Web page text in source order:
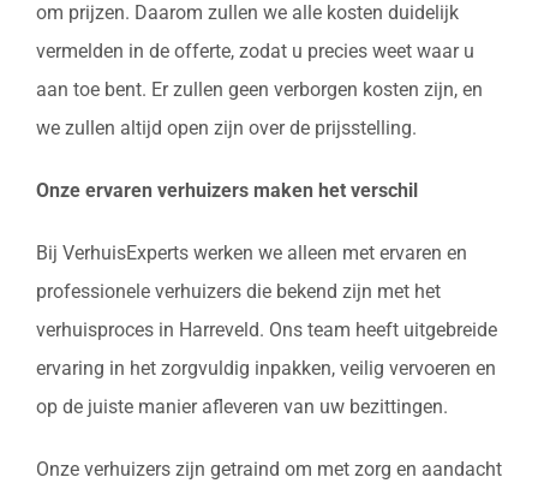
om prijzen. Daarom zullen we alle kosten duidelijk
vermelden in de offerte, zodat u precies weet waar u
aan toe bent. Er zullen geen verborgen kosten zijn, en
we zullen altijd open zijn over de prijsstelling.
Onze ervaren verhuizers maken het verschil
Bij VerhuisExperts werken we alleen met ervaren en
professionele verhuizers die bekend zijn met het
verhuisproces in Harreveld. Ons team heeft uitgebreide
ervaring in het zorgvuldig inpakken, veilig vervoeren en
op de juiste manier afleveren van uw bezittingen.
Onze verhuizers zijn getraind om met zorg en aandacht